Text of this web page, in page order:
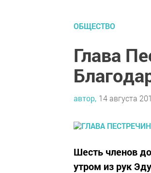
ОБЩЕСТВО
Глава
автор, 14 августа
Шесть членов
утром из рук